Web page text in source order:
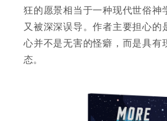
狂的愿景相当于一种现代世俗神
又被深深误导。作者主要担心的
心并不是无害的怪癖，而是具有
态。